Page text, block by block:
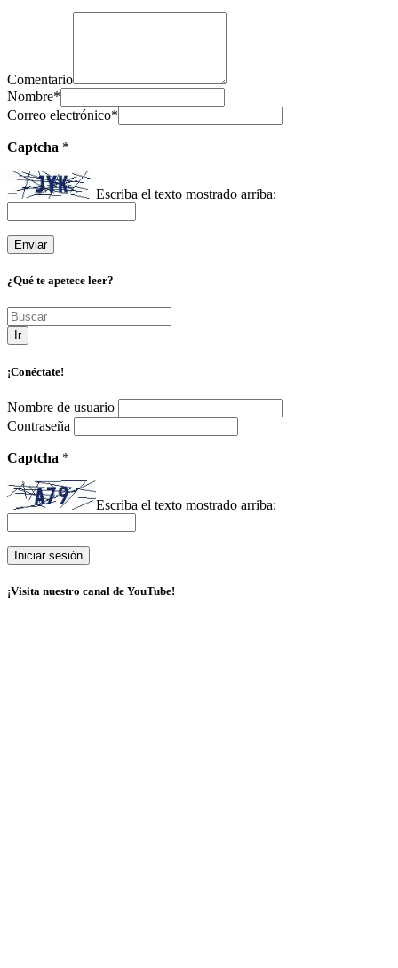
Comentario
Nombre*
Correo electrónico*
Captcha *
Escriba el texto mostrado arriba:
¿Qué te apetece leer?
Ir
¡Conéctate!
Nombre de usuario
Contraseña
Captcha *
Escriba el texto mostrado arriba:
¡Visita nuestro canal de YouTube!